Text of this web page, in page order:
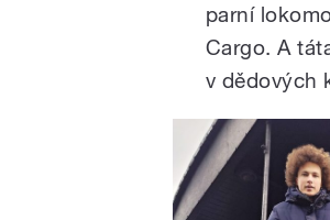
parní
Cargo. A
v dědových